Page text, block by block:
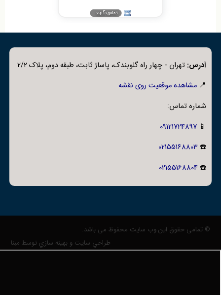
آدرس: تهران - چهار راه گلوبندک، پاساژ ثابت، طبقه دوم، پلاک 2/2
📍مشاهده موقعیت روی نقشه
شماره تماس:
📱
09121724897
☎️
02155168803
☎️
02155168804
© تمامی حقوق این وب سایت محفوظ می باشد.
طراحي سايت و بهينه سازي توسط مبنا